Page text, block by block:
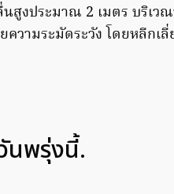
สูงประมาณ 2 เมตร บริเ
วามระมัดระวัง โดยหลีกเลี่
นพรุ่งนี้.